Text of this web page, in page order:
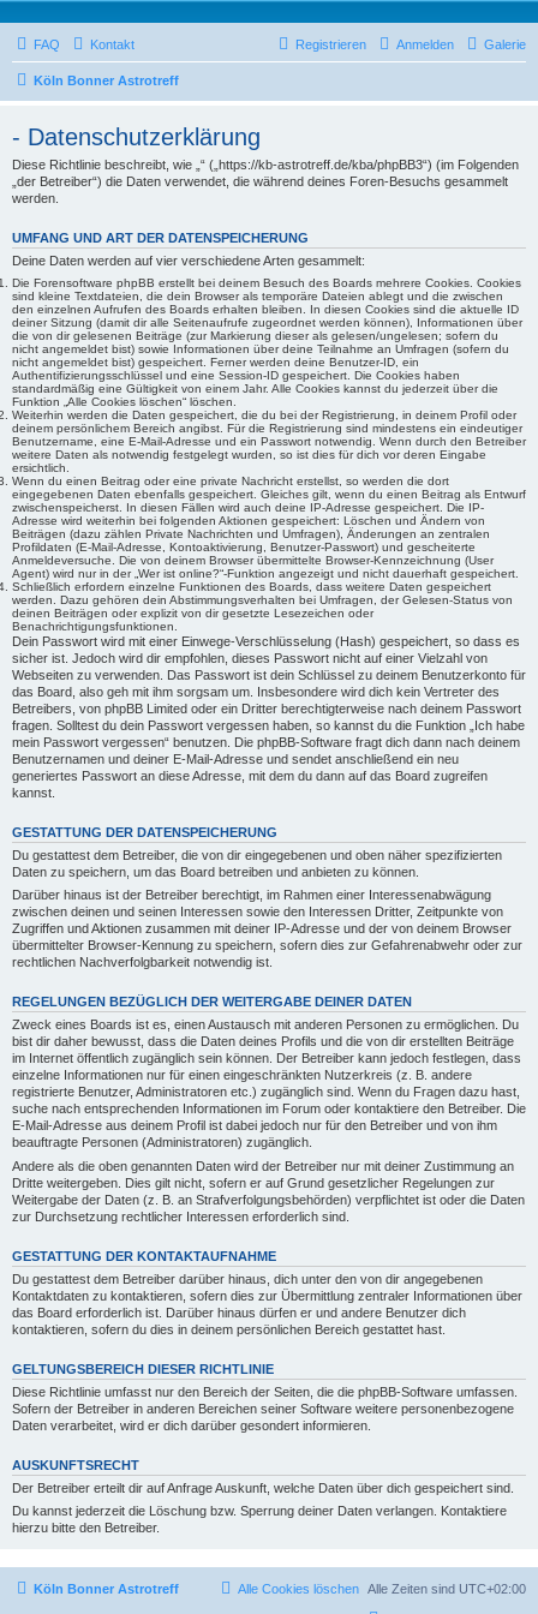
Galerie
FAQ Kontakt Anmelden
Registrieren
Köln Bonner Astrotreff
- Datenschutzerklärung
Diese Richtlinie beschreibt, wie „“ („https://kb-astrotreff.de/kba/phpBB3“) (im Folgenden
„der Betreiber“) die Daten verwendet, die während deines Foren-Besuchs gesammelt
werden.
UMFANG UND ART DER DATENSPEICHERUNG
Deine Daten werden auf vier verschiedene Arten gesammelt:
Die Forensoftware phpBB erstellt bei deinem Besuch des Boards mehrere Cookies. Cookies
sind kleine Textdateien, die dein Browser als temporäre Dateien ablegt und die zwischen
den einzelnen Aufrufen des Boards erhalten bleiben. In diesen Cookies sind die aktuelle ID
deiner Sitzung (damit dir alle Seitenaufrufe zugeordnet werden können), Informationen über
die von dir gelesenen Beiträge (zur Markierung dieser als gelesen/ungelesen; sofern du
nicht angemeldet bist) sowie Informationen über deine Teilnahme an Umfragen (sofern du
nicht angemeldet bist) gespeichert. Ferner werden deine Benutzer-ID, ein
Authentifizierungsschlüssel und eine Session-ID gespeichert. Die Cookies haben
standardmäßig eine Gültigkeit von einem Jahr. Alle Cookies kannst du jederzeit über die
Funktion „Alle Cookies löschen“ löschen.
Weiterhin werden die Daten gespeichert, die du bei der Registrierung, in deinem Profil oder
deinem persönlichem Bereich angibst. Für die Registrierung sind mindestens ein eindeutiger
Benutzername, eine E-Mail-Adresse und ein Passwort notwendig. Wenn durch den Betreiber
weitere Daten als notwendig festgelegt wurden, so ist dies für dich vor deren Eingabe
ersichtlich.
Wenn du einen Beitrag oder eine private Nachricht erstellst, so werden die dort
eingegebenen Daten ebenfalls gespeichert. Gleiches gilt, wenn du einen Beitrag als Entwurf
zwischenspeicherst. In diesen Fällen wird auch deine IP-Adresse gespeichert. Die IP-
Adresse wird weiterhin bei folgenden Aktionen gespeichert: Löschen und Ändern von
Beiträgen (dazu zählen Private Nachrichten und Umfragen), Änderungen an zentralen
Profildaten (E-Mail-Adresse, Kontoaktivierung, Benutzer-Passwort) und gescheiterte
Anmeldeversuche. Die von deinem Browser übermittelte Browser-Kennzeichnung (User
Agent) wird nur in der „Wer ist online?“-Funktion angezeigt und nicht dauerhaft gespeichert.
Schließlich erfordern einzelne Funktionen des Boards, dass weitere Daten gespeichert
werden. Dazu gehören dein Abstimmungsverhalten bei Umfragen, der Gelesen-Status von
deinen Beiträgen oder explizit von dir gesetzte Lesezeichen oder
Benachrichtigungsfunktionen.
Dein Passwort wird mit einer Einwege-Verschlüsselung (Hash) gespeichert, so dass es
sicher ist. Jedoch wird dir empfohlen, dieses Passwort nicht auf einer Vielzahl von
Webseiten zu verwenden. Das Passwort ist dein Schlüssel zu deinem Benutzerkonto für
das Board, also geh mit ihm sorgsam um. Insbesondere wird dich kein Vertreter des
Betreibers, von phpBB Limited oder ein Dritter berechtigterweise nach deinem Passwort
fragen. Solltest du dein Passwort vergessen haben, so kannst du die Funktion „Ich habe
mein Passwort vergessen“ benutzen. Die phpBB-Software fragt dich dann nach deinem
Benutzernamen und deiner E-Mail-Adresse und sendet anschließend ein neu
generiertes Passwort an diese Adresse, mit dem du dann auf das Board zugreifen
kannst.
GESTATTUNG DER DATENSPEICHERUNG
Du gestattest dem Betreiber, die von dir eingegebenen und oben näher spezifizierten
Daten zu speichern, um das Board betreiben und anbieten zu können.
Darüber hinaus ist der Betreiber berechtigt, im Rahmen einer Interessenabwägung
zwischen deinen und seinen Interessen sowie den Interessen Dritter, Zeitpunkte von
Zugriffen und Aktionen zusammen mit deiner IP-Adresse und der von deinem Browser
übermittelter Browser-Kennung zu speichern, sofern dies zur Gefahrenabwehr oder zur
rechtlichen Nachverfolgbarkeit notwendig ist.
REGELUNGEN BEZÜGLICH DER WEITERGABE DEINER DATEN
Zweck eines Boards ist es, einen Austausch mit anderen Personen zu ermöglichen. Du
bist dir daher bewusst, dass die Daten deines Profils und die von dir erstellten Beiträge
im Internet öffentlich zugänglich sein können. Der Betreiber kann jedoch festlegen, dass
einzelne Informationen nur für einen eingeschränkten Nutzerkreis (z. B. andere
registrierte Benutzer, Administratoren etc.) zugänglich sind. Wenn du Fragen dazu hast,
suche nach entsprechenden Informationen im Forum oder kontaktiere den Betreiber. Die
E-Mail-Adresse aus deinem Profil ist dabei jedoch nur für den Betreiber und von ihm
beauftragte Personen (Administratoren) zugänglich.
Andere als die oben genannten Daten wird der Betreiber nur mit deiner Zustimmung an
Dritte weitergeben. Dies gilt nicht, sofern er auf Grund gesetzlicher Regelungen zur
Weitergabe der Daten (z. B. an Strafverfolgungsbehörden) verpflichtet ist oder die Daten
zur Durchsetzung rechtlicher Interessen erforderlich sind.
GESTATTUNG DER KONTAKTAUFNAHME
Du gestattest dem Betreiber darüber hinaus, dich unter den von dir angegebenen
Kontaktdaten zu kontaktieren, sofern dies zur Übermittlung zentraler Informationen über
das Board erforderlich ist. Darüber hinaus dürfen er und andere Benutzer dich
kontaktieren, sofern du dies in deinem persönlichen Bereich gestattet hast.
GELTUNGSBEREICH DIESER RICHTLINIE
Diese Richtlinie umfasst nur den Bereich der Seiten, die die phpBB-Software umfassen.
Sofern der Betreiber in anderen Bereichen seiner Software weitere personenbezogene
Daten verarbeitet, wird er dich darüber gesondert informieren.
AUSKUNFTSRECHT
Der Betreiber erteilt dir auf Anfrage Auskunft, welche Daten über dich gespeichert sind.
Du kannst jederzeit die Löschung bzw. Sperrung deiner Daten verlangen. Kontaktiere
hierzu bitte den Betreiber.
Köln Bonner Astrotreff Alle Zeiten sind UTC+02:00
Alle Cookies löschen